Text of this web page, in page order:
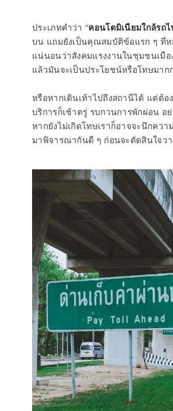
ประเภทคำว่า “คอนโดมิเนียมใกล้รถ
บน แถมยังเป็นคุณสมบัติข้อแรก ๆ ที่ห
แน่นอนว่าสังคมแรงงานในชุมชนเมื
แล้วมันจะเป็นประโยชน์หรือโทษมาก
หรือหากเดินเท้าไปถึงสถานีได้ แต่ต้อ
บริการก็เช้าตรู่ รบกวนการพักผ่อน
หากยังไม่เกิดโทษเราก็อาจจะนึกคว
มาพิจารณากันดี ๆ ก่อนจะตัดสินใจวา